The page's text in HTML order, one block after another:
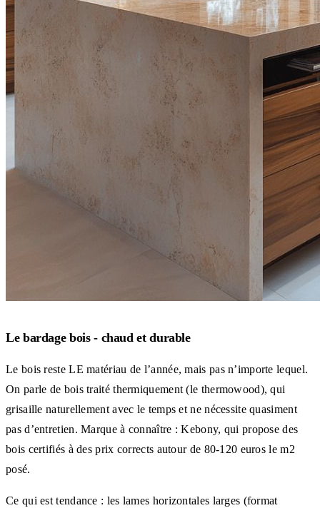
Le bardage bois - chaud et durable
Le bois reste LE matériau de l’année, mais pas n’importe lequel.
On parle de bois traité thermiquement (le thermowood), qui
grisaille naturellement avec le temps et ne nécessite quasiment
pas d’entretien. Marque à connaître : Kebony, qui propose des
bois certifiés à des prix corrects autour de 80-120 euros le m2
posé.
Ce qui est tendance : les lames horizontales larges (format